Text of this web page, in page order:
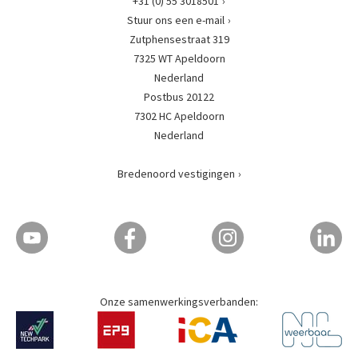
Stuur ons een e-mail
Zutphensestraat 319
7325 WT Apeldoorn
Nederland
Postbus 20122
7302 HC Apeldoorn
Nederland
Bredenoord vestigingen
Onze samenwerkingsverbanden: